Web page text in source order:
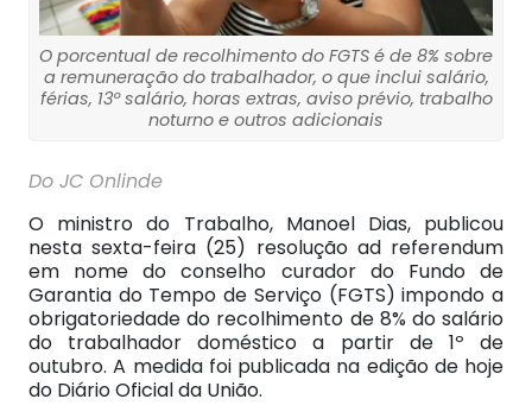
O porcentual de recolhimento do FGTS é de 8% sobre
a remuneração do trabalhador, o que inclui salário,
férias, 13º salário, horas extras, aviso prévio, trabalho
noturno e outros adicionais
Do JC Onlinde
O ministro do Trabalho, Manoel Dias, publicou
nesta sexta-feira (25) resolução ad referendum
em nome do conselho curador do Fundo de
Garantia do Tempo de Serviço (FGTS) impondo a
obrigatoriedade do recolhimento de 8% do salário
do trabalhador doméstico a partir de 1º de
outubro. A medida foi publicada na edição de hoje
do Diário Oficial da União.